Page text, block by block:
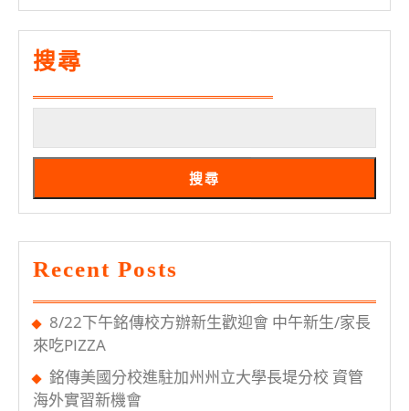
入
招
迎
生
傳
家
搜尋
搜尋
Recent Posts
8/22下午銘傳校方辦新生歡迎會 中午新生/家長
來吃PIZZA
銘傳美國分校進駐加州州立大學長堤分校 資管
海外實習新機會